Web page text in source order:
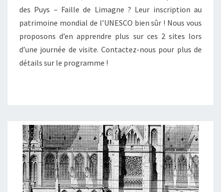
des Puys – Faille de Limagne ? Leur inscription au
patrimoine mondial de l’UNESCO bien sûr ! Nous vous
proposons d’en apprendre plus sur ces 2 sites lors
d’une journée de visite. Contactez-nous pour plus de
détails sur le programme !